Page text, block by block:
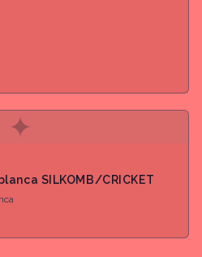
✦
SILKOMB/CRICKET